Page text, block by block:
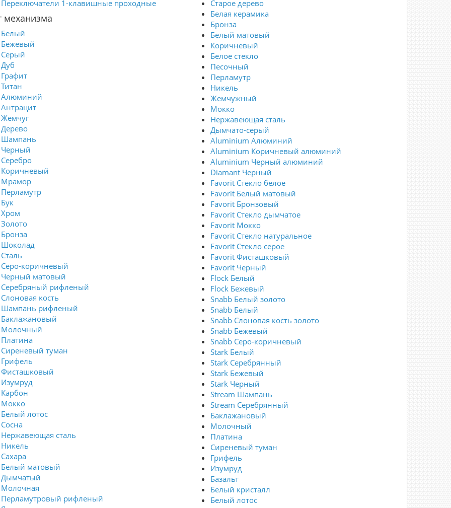
Переключатели 1-клавишные проходные
механизма
Белый
Бежевый
Серый
Дуб
Графит
Титан
Алюминий
Антрацит
Жемчуг
Дерево
Шампань
Черный
Серебро
Коричневый
Мрамор
Перламутр
Бук
Хром
Золото
Бронза
Шоколад
Сталь
Серо-коричневый
Черный матовый
Серебряный рифленый
Слоновая кость
Шампань рифленый
Баклажановый
Молочный
Платина
Сиреневый туман
Грифель
Фисташковый
Изумруд
Карбон
Мокко
Белый лотос
Сосна
Нержавеющая сталь
Никель
Сахара
Белый матовый
Дымчатый
Молочная
Перламутровый рифленый
Старое дерево
Белая керамика
Бронза
Белый матовый
Коричневый
Белое стекло
Песочный
Перламутр
Никель
Жемчужный
Мокко
Нержавеющая сталь
Дымчато-серый
Aluminium Алюминий
Aluminium Коричневый алюминий
Aluminium Черный алюминий
Diamant Черный
Favorit Стекло белое
Favorit Белый матовый
Favorit Бронзовый
Favorit Стекло дымчатое
Favorit Мокко
Favorit Стекло натуральное
Favorit Стекло серое
Favorit Фисташковый
Favorit Черный
Flock Белый
Flock Бежевый
Snabb Белый золото
Snabb Белый
Snabb Слоновая кость золото
Snabb Бежевый
Snabb Серо-коричневый
Stark Белый
Stark Серебрянный
Stark Бежевый
Stark Черный
Stream Шампань
Stream Серебрянный
Баклажановый
Молочный
Платина
Сиреневый туман
Грифель
Изумруд
Базальт
Белый кристалл
Белый лотос